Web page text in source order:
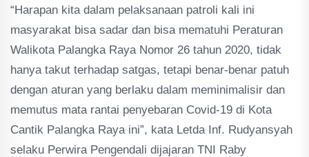
“Harapan kita dalam pelaksanaan patroli kali ini
masyarakat bisa sadar dan bisa mematuhi Peraturan
Walikota Palangka Raya Nomor 26 tahun 2020, tidak
hanya takut terhadap satgas, tetapi benar-benar patuh
dengan aturan yang berlaku dalam meminimalisir dan
memutus mata rantai penyebaran Covid-19 di Kota
Cantik Palangka Raya ini”, kata Letda Inf. Rudyansyah
selaku Perwira Pengendali dijajaran TNI Raby